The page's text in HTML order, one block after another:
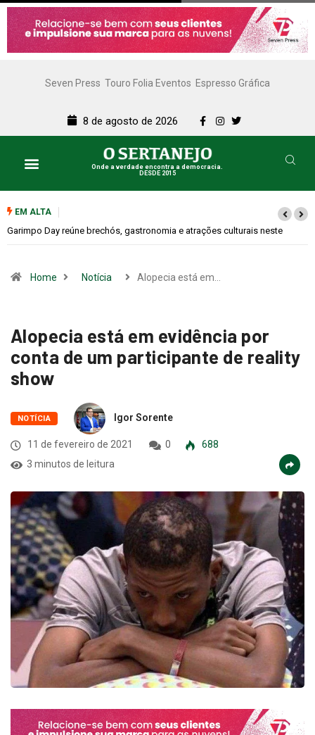
Seven Press Touro Folia Eventos Espresso Gráfica
8 de agosto de 2026
Onde a verdade encontra a democracia.
DESDE 2015
EM ALTA
Bugonia transforma paranoia e conspiração em um suspense imprevisível
Home Notícia Alopecia está em…
Alopecia está em evidência por
conta de um participante de reality
show
NOTÍCIA Igor Sorente
11 de fevereiro de 2021 0
688
3 minutos de leitura